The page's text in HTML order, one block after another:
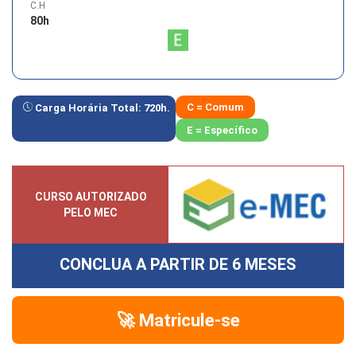
C.H
80h
Carga Horária Total: 720h.
C = Comum
E = Específico
CURSO AUTORIZADO
PELO MEC
CONCLUA A PARTIR DE 6 MESES
🚀 Matricule-se